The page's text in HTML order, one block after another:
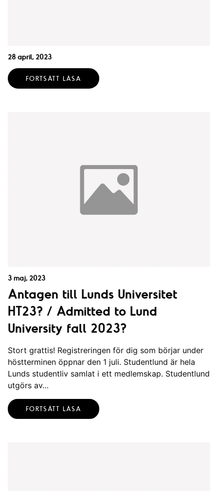
28 april, 2023
FORTSÄTT LÄSA
3 maj, 2023
Antagen till Lunds Universitet
HT23? / Admitted to Lund
University fall 2023?
Stort grattis! Registreringen för dig som börjar under
höstterminen öppnar den 1 juli. Studentlund är hela
Lunds studentliv samlat i ett medlemskap. Studentlund
utgörs av…
FORTSÄTT LÄSA